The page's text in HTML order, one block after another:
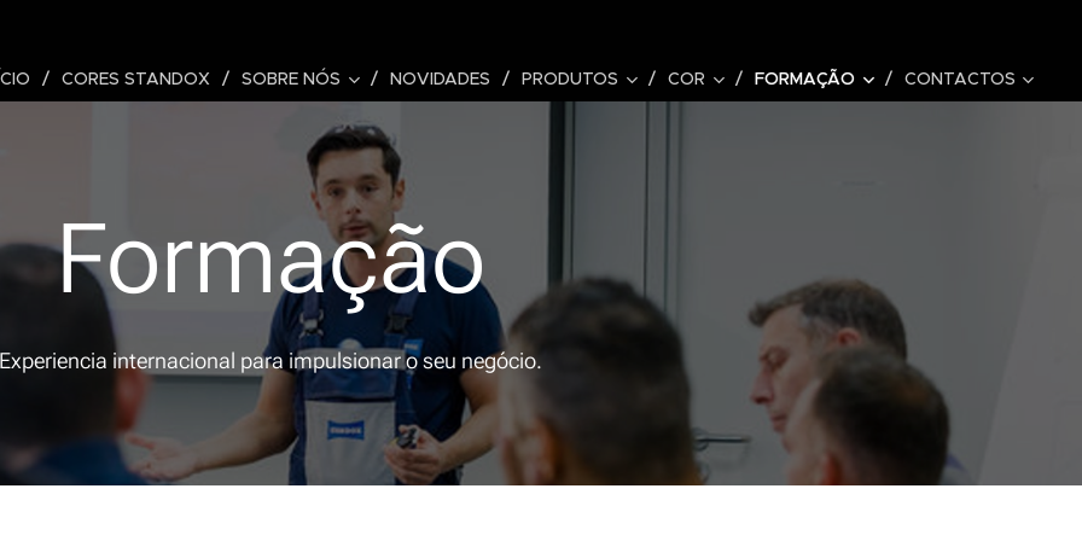
CORES STANDOX SOBRE NÓS NOVIDADES PRODUTOS COR FORMAÇÃO CONTACTOS
Formação
Experiencia internacional para impulsionar o seu negócio.